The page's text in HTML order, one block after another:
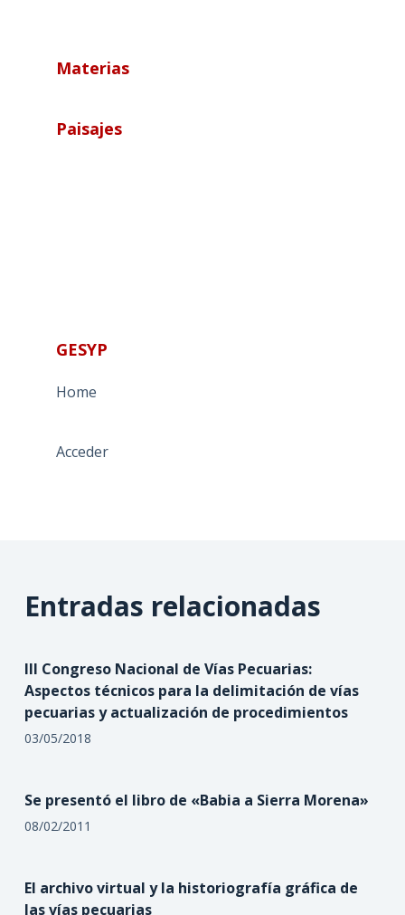
Materias
Paisajes
GESYP
Home
Acceder
Entradas relacionadas
III Congreso Nacional de Vías Pecuarias:
Aspectos técnicos para la delimitación de vías
pecuarias y actualización de procedimientos
03/05/2018
Se presentó el libro de «Babia a Sierra Morena»
08/02/2011
El archivo virtual y la historiografía gráfica de
las vías pecuarias